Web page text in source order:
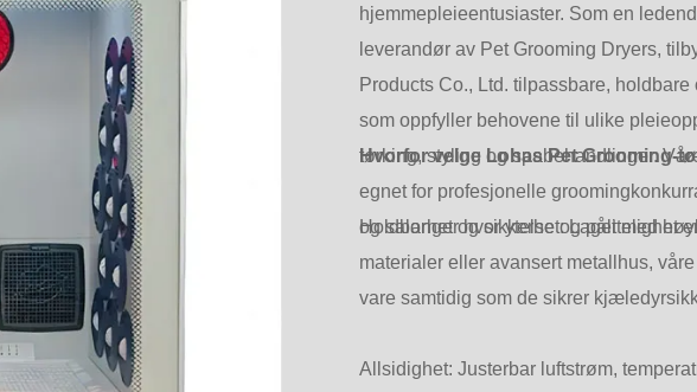
hjemmepleieentusiaster. Som en
leverandør av Pet Grooming Dryers,
Products Co., Ltd. tilpassbare,
som oppfyller behovene til ulike
tørking, styling og spabehandlinger.
egnet for profesjonelle
og salonger hvor ytelse og pålitelighet
Hvorfor velge Lohas Pet Grooming-
Holdbarhet og sikkerhet: Laget med
materialer eller avansert metallhus,
vare samtidig som de sikrer
Allsidighet: Justerbar luftstrøm,